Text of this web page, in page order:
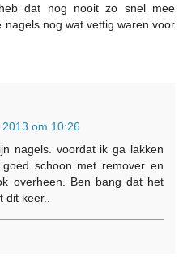
dat nog nooit zo snel mee
nagels nog wat vettig waren voor
om 10:26
nagels. voordat ik ga lakken
schoon met remover en
overheen. Ben bang dat het
keer..